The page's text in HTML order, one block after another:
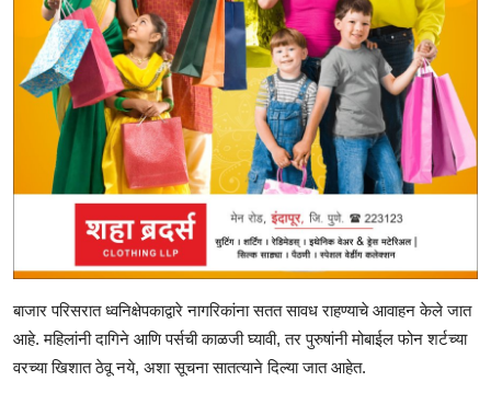
बाजार परिसरात ध्वनिक्षेपकाद्वारे नागरिकांना सतत सावध राहण्याचे आवाहन केले जात
आहे. महिलांनी दागिने आणि पर्सची काळजी घ्यावी, तर पुरुषांनी मोबाईल फोन शर्टच्या
वरच्या खिशात ठेवू नये, अशा सूचना सातत्याने दिल्या जात आहेत.